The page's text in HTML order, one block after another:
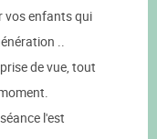
vos enfants qui
..
de vue, tout
l'est